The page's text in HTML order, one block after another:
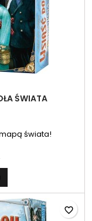
ŚWIATA
świata!
favorite_border